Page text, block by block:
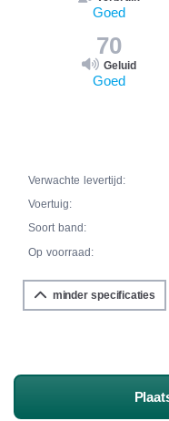
Goed
70
Geluid
Goed
Verwachte levertijd:
Voertuig:
Soort band:
Op voorraad:
minder specificaties